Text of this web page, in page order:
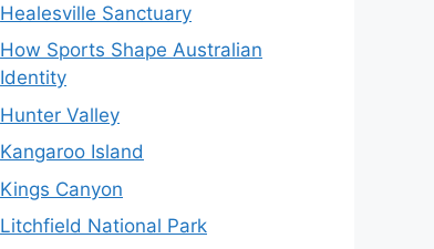
Healesville Sanctuary
How Sports Shape Australian
Identity
Hunter Valley
Kangaroo Island
Kings Canyon
Litchfield National Park